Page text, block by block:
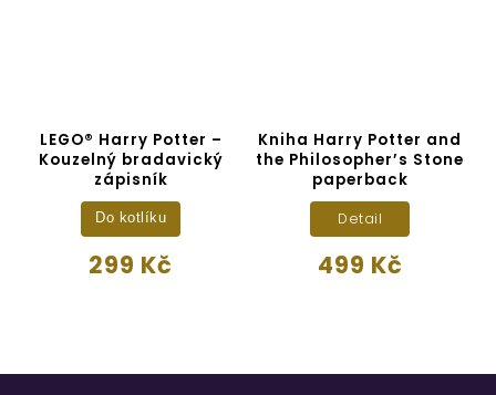
LEGO® Harry Potter –
Kouzelný bradavický
zápisník
299 Kč
Do kotlíku
Kniha Harry Potter and
the Philosopher’s Stone
paperback
499 Kč
Detail